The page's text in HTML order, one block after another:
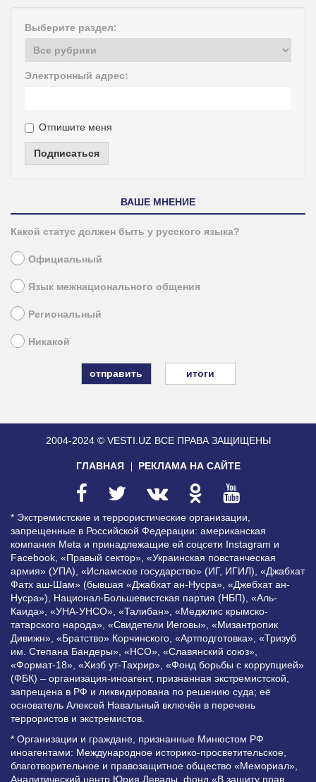
Выберите раздел:
Электронный адрес:
Отпишите меня
Подписаться
ВАШЕ МНЕНИЕ
Какой статус должен быть у русского языка?
Официальный
Язык межнационального общения
Региональный
Никакой
итоги
2004-2024 © VESTI.UZ ВСЕ ПРАВА ЗАЩИЩЕНЫ
ГЛАВНАЯ РЕКЛАМА НА САЙТЕ
* Экстремистские и террористические организации,
запрещенные в Российской Федерации: американская
компания Meta и принадлежащие ей соцсети Instagram и
Facebook, «Правый сектор», «Украинская повстанческая
армия» (УПА), «Исламское государство» (ИГ, ИГИЛ), «Джабхат
Фатх аш-Шам» (бывшая «Джабхат ан-Нусра», «Джебхат ан-
Нусра»), Национал-Большевистская партия (НБП), «Аль-
Каида», «УНА-УНСО», «Талибан», «Меджлис крымско-
татарского народа», «Свидетели Иеговы», «Мизантропик
Дивижн», «Братство» Корчинского, «Артподготовка», «Тризуб
им. Степана Бандеры», «НСО», «Славянский союз»,
«Формат-18», «Хизб ут-Тахрир», «Фонд борьбы с коррупцией»
(ФБК) – организация-иноагент, признанная экстремистской,
запрещена в РФ и ликвидирована по решению суда; её
основатель Алексей Навальный включён в перечень
террористов и экстремистов.
* Организации и граждане, признанные Минюстом РФ
иноагентами: Международное историко-просветительское,
благотворительное и правозащитное общество «Мемориал»,
Аналитический центр Юрия Левады, фонд «В защиту прав